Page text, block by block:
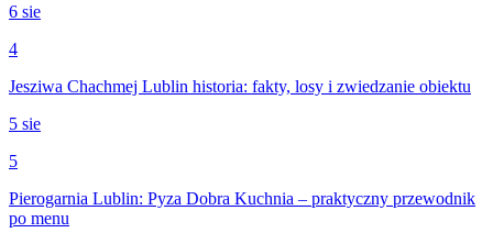
6 sie
4
Jesziwa Chachmej Lublin historia: fakty, losy i zwiedzanie obiektu
5 sie
5
Pierogarnia Lublin: Pyza Dobra Kuchnia – praktyczny przewodnik
po menu